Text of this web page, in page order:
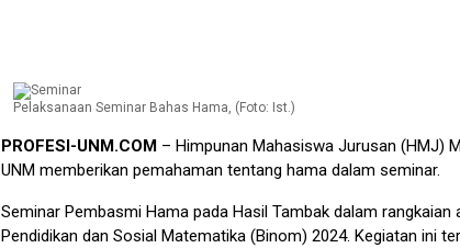
Pelaksanaan Seminar Bahas Hama, (Foto: Ist.)
PROFESI-UNM.COM – Himpunan Mahasiswa Jurusan (HMJ)
UNM memberikan pemahaman tentang hama dalam seminar.
Seminar Pembasmi Hama pada Hasil Tambak dalam rangkaian
Pendidikan dan Sosial Matematika (Binom) 2024. Kegiatan ini